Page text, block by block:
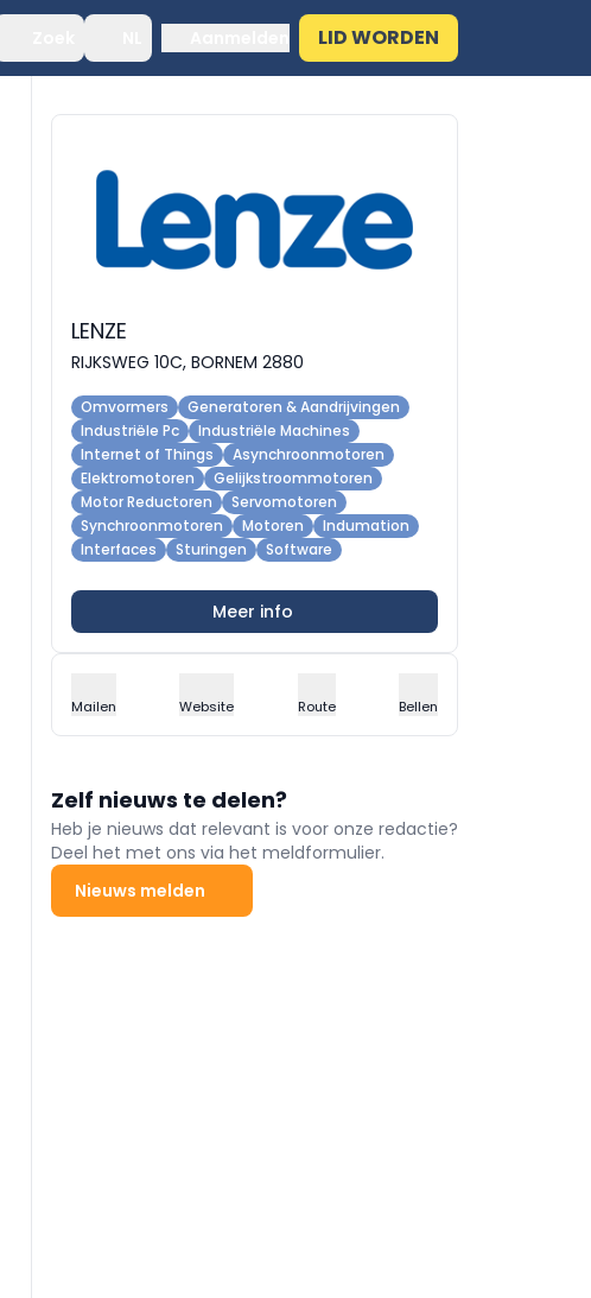
LID WORDEN
LENZE
RIJKSWEG 10C, BORNEM 2880
Omvormers
Generatoren & Aandrijvingen
Industriële Pc
Industriële Machines
Internet of Things
Asynchroonmotoren
Elektromotoren
Gelijkstroommotoren
Motor Reductoren
Servomotoren
Synchroonmotoren
Motoren
Indumation
Interfaces
Sturingen Software
Meer info
Mailen Website Route Bellen
Zelf nieuws te delen?
Heb je nieuws dat relevant is voor onze redactie?
Deel het met ons via het meldformulier.
Nieuws melden